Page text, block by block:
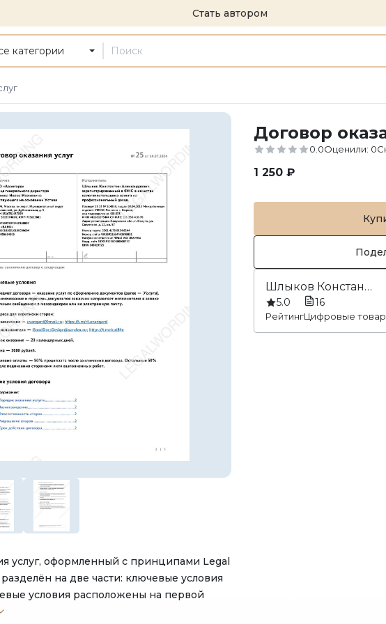
Стать автором
категории
услуг, оформленный с принципами Legal
на две части: ключевые условия
условия расположены на первой
все главные условия сделки. Также
Договор
0.0Оценили: 0
1 250 ₽
Шлыков Константин Александрович
5.0
Рейтинг
16
Цифровые